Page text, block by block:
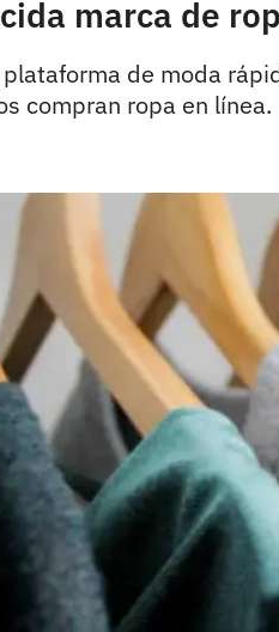
marca de
plataforma de moda
compran ropa en línea.